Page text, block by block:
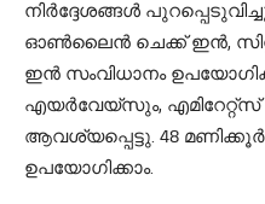
നിര്‍ദ്ദേശങ്ങള്‍
ഓണ്‍ലൈന്‍ ചെക്ക് ഇന്‍,
ഇന്‍ സംവിധാനം
എയര്‍വേയ്‌സും,
ആവശ്യപ്പെട്ടു. 48
ഉപയോഗിക്കാം.